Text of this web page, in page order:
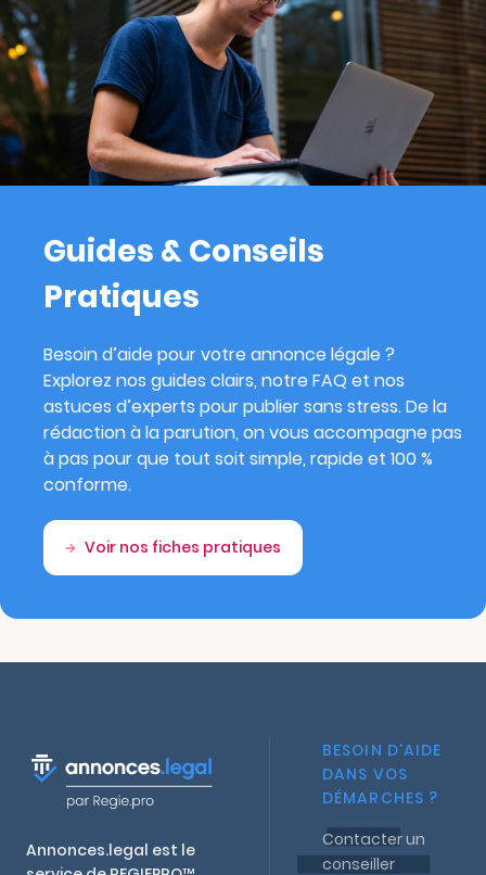
Guides & Conseils
Pratiques
Besoin d’aide pour votre annonce légale ?
Explorez nos guides clairs, notre FAQ et nos
astuces d’experts pour publier sans stress. De la
rédaction à la parution, on vous accompagne pas
à pas pour que tout soit simple, rapide et 100 %
conforme.
Voir nos fiches pratiques
Annonces.legal est le
BESOIN D'AIDE
DANS VOS
DÉMARCHES ?
Contacter un
conseiller